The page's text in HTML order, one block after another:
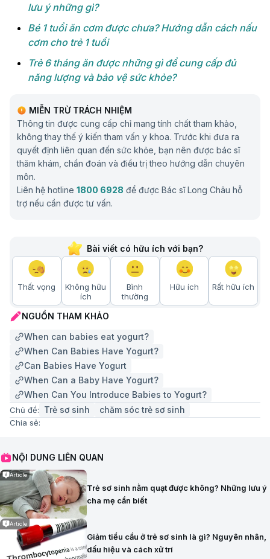
lưu ý những gì?
Bé 1 tuổi ăn cơm được chưa? Hướng dẫn cách nấu
cơm cho trẻ 1 tuổi
Trẻ 6 tháng ăn được những gì​ để cung cấp đủ
năng lượng và bảo vệ sức khỏe?
MIỄN TRỪ TRÁCH NHIỆM
Thông tin được cung cấp chỉ mang tính chất tham khảo,
không thay thế ý kiến tham vấn y khoa. Trước khi đưa ra
quyết định liên quan đến sức khỏe, bạn nên được bác sĩ
thăm khám, chẩn đoán và điều trị theo hướng dẫn chuyên
môn.
Liên hệ hotline 1800 6928 để được Bác sĩ Long Châu hỗ
trợ nếu cần được tư vấn.
Bài viết có hữu ích với bạn?
Thất vọng
Không hữu
ích
Bình
thường
Hữu ích Rất hữu ích
NGUỒN THAM KHẢO
When can babies eat yogurt?
When Can Babies Have Yogurt?
Can Babies Have Yogurt
When Can a Baby Have Yogurt?
When Can You Introduce Babies to Yogurt?
Chủ đề: Trẻ sơ sinh chăm sóc trẻ sơ sinh
Chia sẻ:
NỘI DUNG LIÊN QUAN
Article
Trẻ sơ sinh nằm quạt được không? Những lưu ý
cha mẹ cần biết
Article
Giảm tiểu cầu ở trẻ sơ sinh là gì? Nguyên nhân,
dấu hiệu và cách xử trí